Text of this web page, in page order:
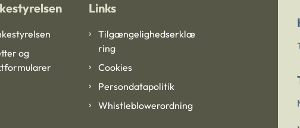
og
Links
Tilgængelighedserklæ
ring
Cookies
Persondatapolitik
Whistleblowerordning